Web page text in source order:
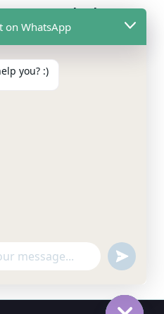
Method
Cash on Delivery
when your package
on WhatsApp
you? :)